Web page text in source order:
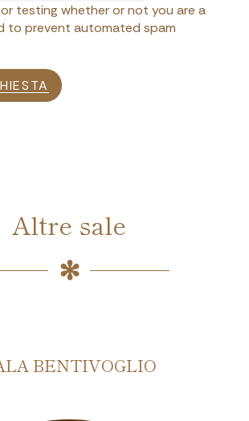
testing whether or not you are a
to prevent automated spam
Altre sale